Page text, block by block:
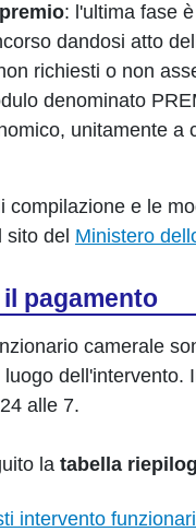
: l'ultima fase
dandosi atto
richiesti o non
denominato
unitamente a
compilazione e le
del Ministero
pagamento
camerale
dell'intervento.
alle 7.
la tabella
intervento